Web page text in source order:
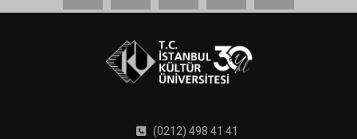
(0212) 498 41 41